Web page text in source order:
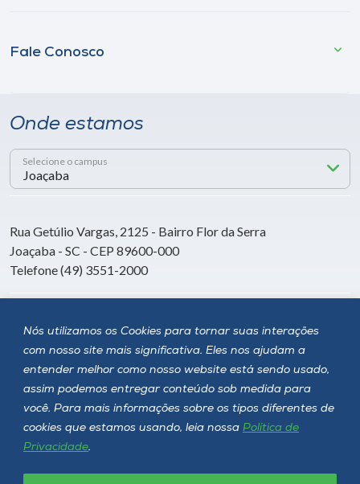
Nós utilizamos os Cookies para tornar suas interações
com nosso site mais significativa. Eles nos ajudam a
entender melhor como nosso website está sendo usado,
assim podemos entregar conteúdo sob medida para
você. Para mais informações sobre os tipos diferentes de
cookies que estamos usando, leia nossa Política de
Privacidade.
Fale Conosco
Onde estamos
Selecione o campus
Rua Getúlio Vargas, 2125 - Bairro Flor da Serra
Joaçaba - SC - CEP 89600-000
Telefone (49) 3551-2000
Siga a Unoesc